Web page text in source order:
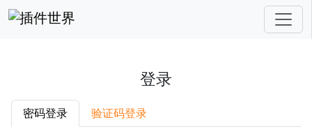
登录
密码登录 验证码登录